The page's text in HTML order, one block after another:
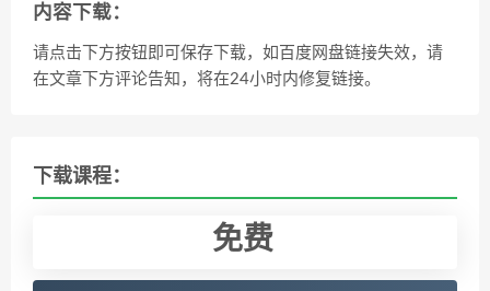
内容下载：
请点击下方按钮即可保存下载，如百度网盘链接失效，请
在文章下方评论告知，将在24小时内修复链接。
下载课程：
免费